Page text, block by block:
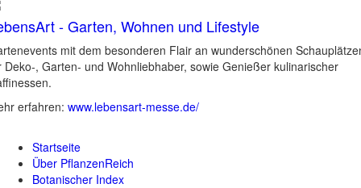
- Garten, Wohnen und Lifestyle
mit dem besonderen Flair an wunderschönen
Deko-, Garten- und Wohnliebhaber, sowie Genießer kulinarischer
erfahren: www.lebensart-messe.de/
Startseite
Über PflanzenReich
Botanischer Index